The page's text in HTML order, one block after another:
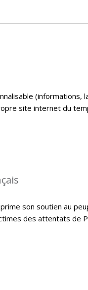
(informations,
site internet du
son soutien au
des attentats de